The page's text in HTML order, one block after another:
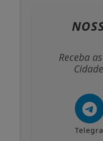
Receba